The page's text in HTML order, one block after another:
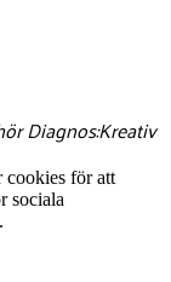
Diagnos:Kreativ
cookies för att
sociala
.